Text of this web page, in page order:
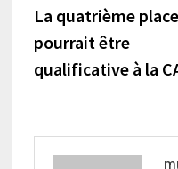
de
l’article
La quatrième place
pourrait être
qualificative à la